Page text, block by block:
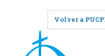
Volver a